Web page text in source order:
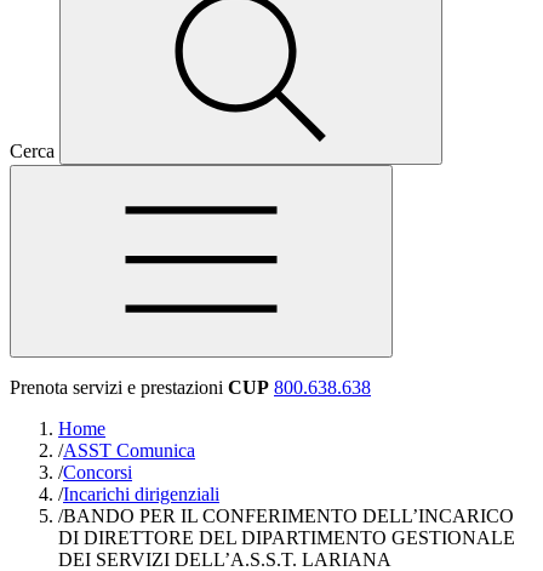
Cerca
Prenota servizi e prestazioni CUP 800.638.638
Home
/ASST Comunica
/Concorsi
/Incarichi dirigenziali
/BANDO PER IL CONFERIMENTO DELL’INCARICO
DI DIRETTORE DEL DIPARTIMENTO GESTIONALE
DEI SERVIZI DELL’A.S.S.T. LARIANA